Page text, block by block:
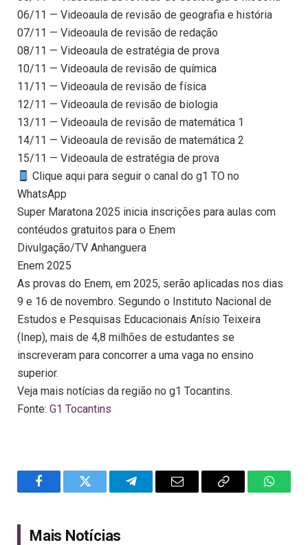
06/11 — Videoaula de revisão de geografia e história
07/11 — Videoaula de revisão de redação
08/11 — Videoaula de estratégia de prova
10/11 — Videoaula de revisão de química
11/11 — Videoaula de revisão de física
12/11 — Videoaula de revisão de biologia
13/11 — Videoaula de revisão de matemática 1
14/11 — Videoaula de revisão de matemática 2
15/11 — Videoaula de estratégia de prova
Clique aqui para seguir o canal do g1 TO no
WhatsApp
Super Maratona 2025 inicia inscrições para aulas com
contéudos gratuitos para o Enem
Divulgação/TV Anhanguera
Enem 2025
As provas do Enem, em 2025, serão aplicadas nos dias
9 e 16 de novembro. Segundo o Instituto Nacional de
Estudos e Pesquisas Educacionais Anísio Teixeira
(Inep), mais de 4,8 milhões de estudantes se
inscreveram para concorrer a uma vaga no ensino
superior.
Veja mais notícias da região no g1 Tocantins.
Fonte: G1 Tocantins
FacebookTwitter TelegramEmail
Copy
Mais Notícias